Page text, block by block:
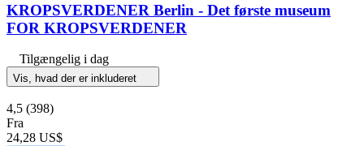
KROPSVERDENER Berlin - Det første museum
FOR KROPSVERDENER
Tilgængelig i dag
Vis, hvad der er inkluderet
4,5 (398)
Fra
24,28 US$